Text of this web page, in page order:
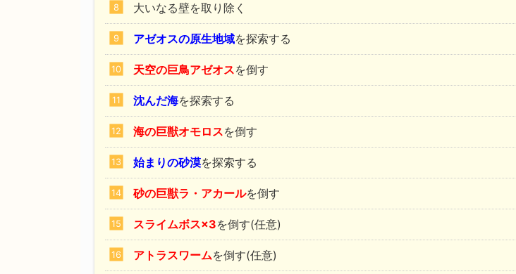
大いなる壁を取り除く
アゼオスの原生地域を探索する
天空の巨鳥アゼオスを倒す
沈んだ海を探索する
海の巨獣オモロスを倒す
始まりの砂漠を探索する
砂の巨獣ラ・アカールを倒す
スライムボス×3を倒す(任意)
アトラスワームを倒す(任意)